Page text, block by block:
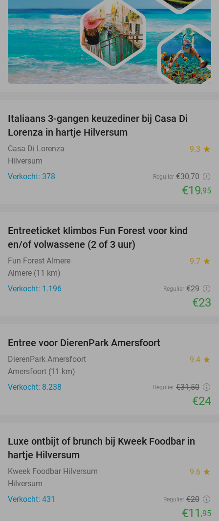
Italiaans 3-gangen keuzediner bij Casa Di
Lorenza in hartje Hilversum
Casa Di Lorenza 9.3 star
Hilversum
Verkocht: 378
Regulier €30,70
€19,95
Entreeticket klimbos Fun Forest voor kind
en/of volwassene (2 of 3 uur)
Fun Forest Almere 9.7 star
Almere (11 km)
Verkocht: 1.196
Regulier €29
€23
Entree voor DierenPark Amersfoort
DierenPark Amersfoort 9.4 star
Amersfoort (11 km)
Verkocht: 8.238
Regulier €31,50
€24
40%
Luxe ontbijt of brunch bij Kweek Foodbar in
hartje Hilversum
Kweek Foodbar Hilversum 9.6 star
Hilversum
Verkocht: 431
Regulier €20
€11 ,95